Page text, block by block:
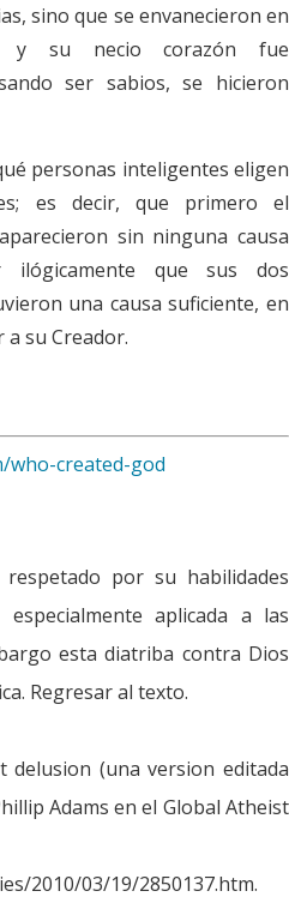
sino que se envanecieron en
y su necio corazón fue
ser sabios, se hicieron
personas inteligentes eligen
es decir, que primero el
sin ninguna causa
ilógicamente que sus dos
una causa suficiente, en
su Creador.
who-created-god
por su habilidades
aplicada a las
esta diatriba contra Dios
Regresar al texto.
delusion (una version editada
Adams en el Global Atheist
2010/03/19/2850137.htm.